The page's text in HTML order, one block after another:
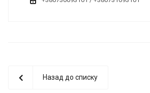
Назад до списку